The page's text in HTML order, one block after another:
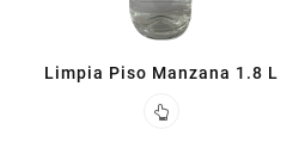
Limpia Piso Manzana 1.8 L